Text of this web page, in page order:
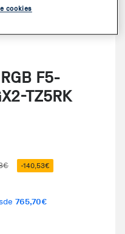
F5-
TZ5RK
-140,53€
765,70€
cookies